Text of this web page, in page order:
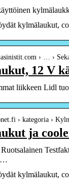
kylmälaukut,
› … ›
12 V
liikkeen Lidl
› kategoria ›
ja
…
kylmälaukut,